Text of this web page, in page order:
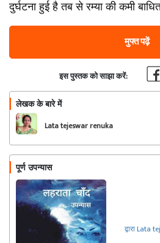
दुर्घटना हुई है तब से रम्या की कमी
मुफ्त पढ़ें
इस पुस्तक को साझा करें:
लेखक के बारे में
Lata tejeswar renuka
पूर्ण उपन्यास
द्वारा Lata